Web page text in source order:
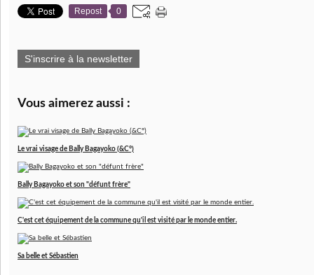
Repost 0
S'inscrire à la newsletter
Vous aimerez aussi :
Le vrai visage de Bally Bagayoko (&C°)
Bally Bagayoko et son "défunt frère"
C'est cet équipement de la commune qu'il est visité par le monde entier.
Sa belle et Sébastien